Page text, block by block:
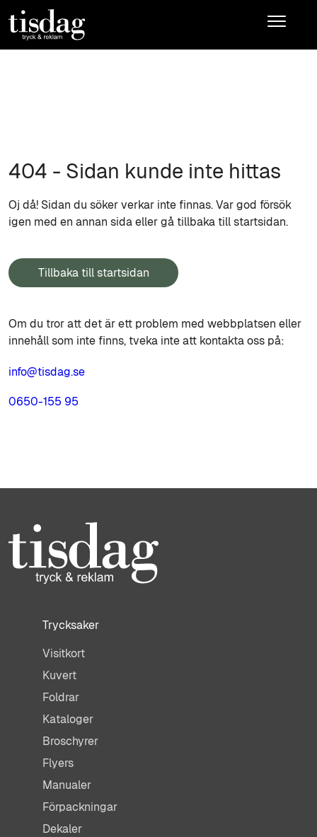
404 - Sidan kunde inte hittas
Oj då! Sidan du söker verkar inte finnas. Var god försök
igen med en annan sida eller gå tillbaka till startsidan.
Tillbaka till startsidan
Om du tror att det är ett problem med webbplatsen eller
innehåll som inte finns, tveka inte att kontakta oss på:
info@tisdag.se
0650-155 95
Trycksaker
Visitkort
Kuvert
Foldrar
Kataloger
Broschyrer
Flyers
Manualer
Förpackningar
Dekaler